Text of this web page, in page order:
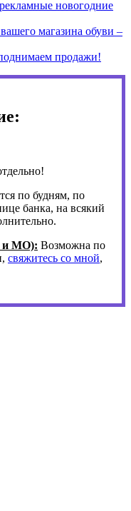
новогодние
магазина обуви –
продажи!
по будням, по
банка, на всякий
и МО): Возможна по
свяжитесь со мной,